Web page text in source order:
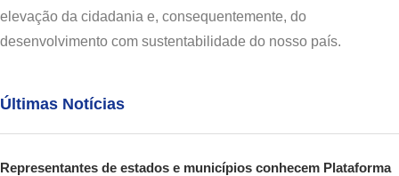
elevação da cidadania e, consequentemente, do
desenvolvimento com sustentabilidade do nosso país.
Últimas Notícias
Representantes de estados e municípios conhecem Plataforma